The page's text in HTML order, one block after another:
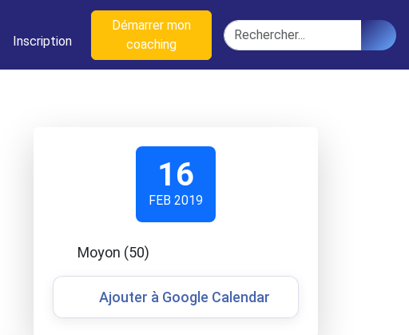
Inscription
Démarrer mon
coaching
Rechercher
16
FEB 2019
Moyon (50)
Ajouter à Google Calendar